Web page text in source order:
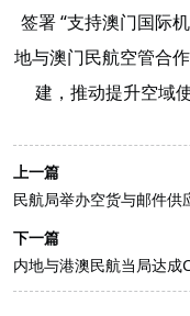
签署 “支持澳门国际
地与澳门民航空管合
建，推动提升空域
上一篇
民航局举办空货与邮件
下一篇
内地与港澳民航当局达